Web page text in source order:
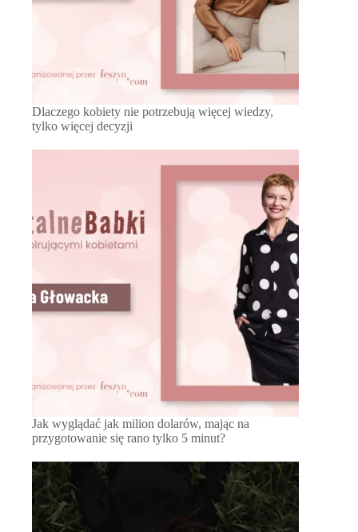
Dlaczego kobiety nie potrzebują więcej wiedzy,
tylko więcej decyzji
Jak wyglądać jak milion dolarów, mając na
przygotowanie się rano tylko 5 minut?